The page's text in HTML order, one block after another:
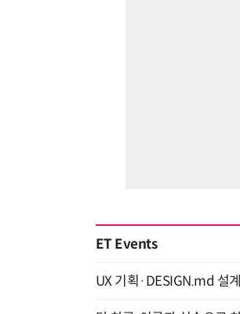
ET Events
UX 기획·DESIGN.md 설